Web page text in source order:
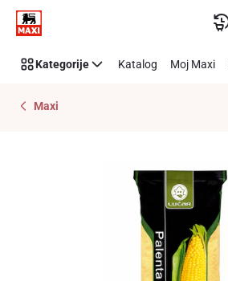
Preskoči link
Kategorije Katalog Moj Maxi
Maxi